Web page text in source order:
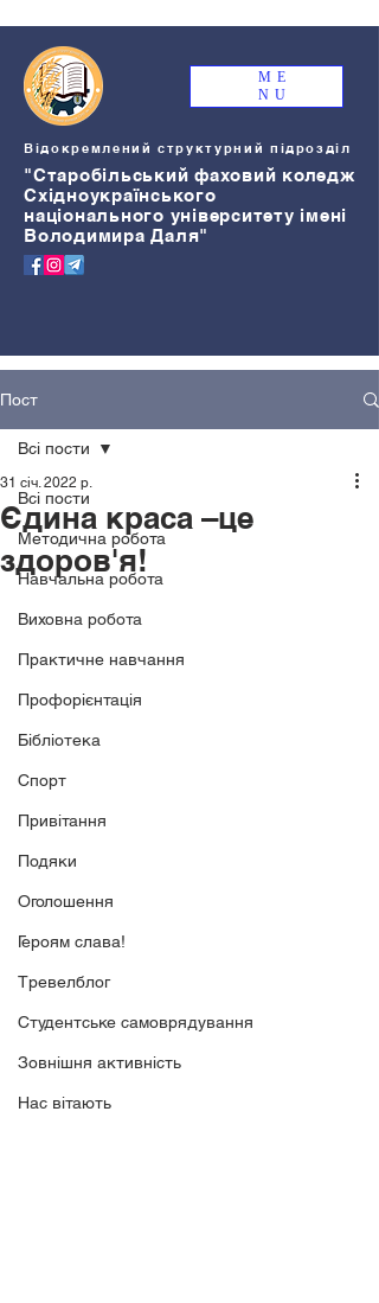
ME
NU
Відокремлений структурний підрозділ
"Старобільський фаховий коледж
Східноукраїнського
національного університету імені
Володимира Даля"
Пост
Всі пости
Методична робота
Навчальна робота
Виховна робота
Практичне навчання
Профорієнтація
Бібліотека
Спорт
Привітання
Подяки
Оголошення
Героям слава!
Тревелблог
Студентське самоврядування
Зовнішня активність
Нас вітають
Всі пости
Єдина краса –це
здоров'я!
31 січ. 2022 р.